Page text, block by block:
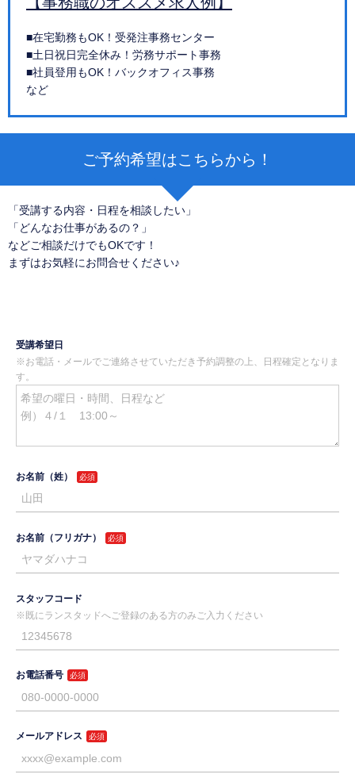
■在宅勤務もOK！受発注事務センター
■土日祝日完全休み！労務サポート事務
■社員登用もOK！バックオフィス事務
など
ご予約希望はこちらから！
「受講する内容・日程を相談したい」
「どんなお仕事があるの？」
などご相談だけでもOKです！
まずはお気軽にお問合せください♪